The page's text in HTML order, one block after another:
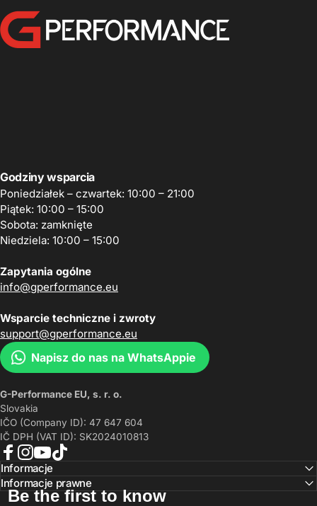
GPerformance
Godziny wsparcia
Poniedziałek – czwartek: 10:00 – 21:00
Piątek: 10:00 – 15:00
Sobota: zamknięte
Niedziela: 10:00 – 15:00
Zapytania ogólne
info@gperformance.eu
Wsparcie techniczne i zwroty
support@gperformance.eu
Napisz do nas na WhatsAppie
G-Performance EU, s. r. o.
Slovakia
IČO (Company ID): 47 647 604
IČ DPH (VAT ID): SK2024010813
Facebook
Instagram
YouTube
TikTok
Informacje
Informacje prawne
Be the first to know